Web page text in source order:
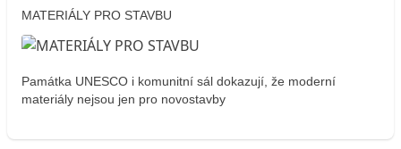
MATERIÁLY PRO STAVBU
Památka UNESCO i komunitní sál dokazují, že moderní
materiály nejsou jen pro novostavby